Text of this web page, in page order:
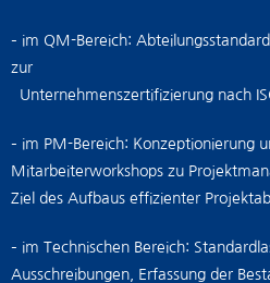
– im QM-Bereich:
zur
Unternehmenszertifizierung nach
– im PM-Bereich: Konzeptionierung
Mitarbeiterworkshops zu
Ziel des Aufbaus effizienter
– im Technischen Bereich:
Ausschreibungen, Erfassung der